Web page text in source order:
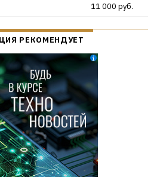
11 000 руб.